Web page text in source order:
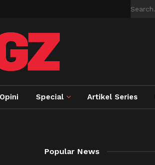
Opini Special Artikel Series
Popular News